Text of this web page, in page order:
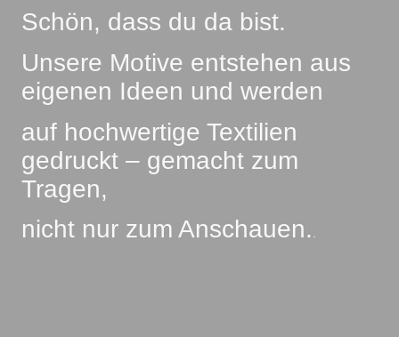
Schön, dass du da bist.
Unsere Motive entstehen aus
eigenen Ideen und werden
auf hochwertige Textilien
gedruckt – gemacht zum
Tragen,
nicht nur zum Anschauen. .